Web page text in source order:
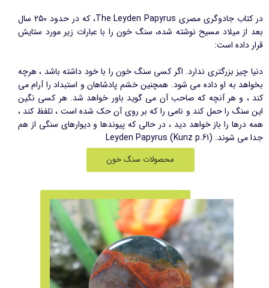
در کتاب جادوگری مصری The Leyden Papyrus، که در حدود 250 سال
بعد از میلاد مسیح نوشته شده، سنگ خون را با عبارات زیر مورد ستایش
قرار داده است:
دنیا چیز بزرگتری ندارد. اگر کسی سنگ خون را با خود داشته باشد ، هرچه
بخواهد به او داده می شود. همچنین خشم پادشاهان و استبداد را آرام می
کند ، و هر آنچه که صاحب آن می گوید باور خواهد شد. هر کسی نگین
این سنگ را حمل کند و نامی را که بر روی آن حک شده است ، تلفظ کند ،
همه درها را باز خواهد دید ، در حالی که پیوندها و دیوارهای سنگی از هم
جدا می شوند. (Kunz p.61) Leyden Papyrus
محصولات سنگ خون